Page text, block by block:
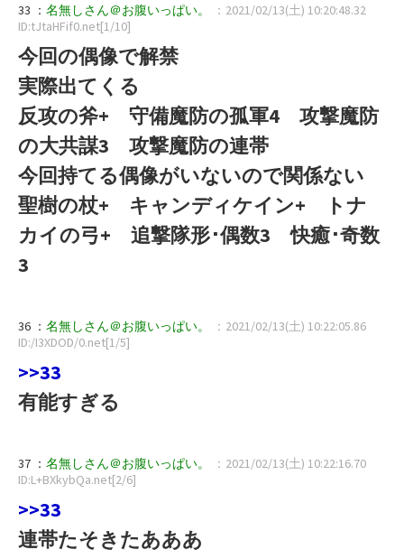
33 ： 名無しさん＠お腹いっぱい。
：2021/02/13(土) 10:20:48.32
ID:tJtaHFif0.net[1/10]
今回の偶像で解禁
実際出てくる
反攻の斧+ 守備魔防の孤軍4 攻撃魔防
の大共謀3 攻撃魔防の連帯
今回持てる偶像がいないので関係ない
聖樹の杖+ キャンディケイン+ トナ
カイの弓+ 追撃隊形･偶数3 快癒･奇数
3
36 ： 名無しさん＠お腹いっぱい。
：2021/02/13(土) 10:22:05.86
ID:/I3XDOD/0.net[1/5]
>>33
有能すぎる
37 ： 名無しさん＠お腹いっぱい。
：2021/02/13(土) 10:22:16.70
ID:L+BXkybQa.net[2/6]
>>33
連帯たそきたあああ